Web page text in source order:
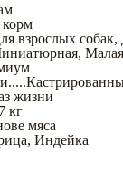
взрослых собак,
, Малая
.....
жизни
кг
мяса
, Индейка